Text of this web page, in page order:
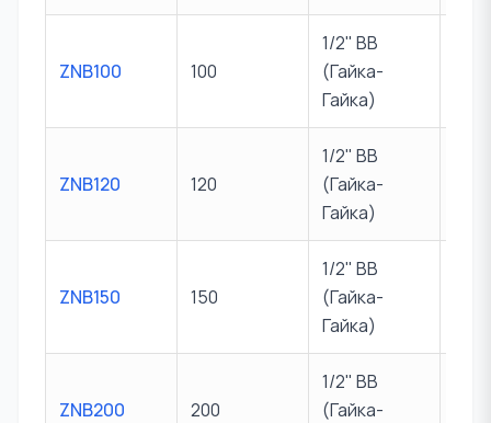
ZNB100 100
1/2" ВВ
(Гайка-
Гайка)
ZNB120 120
1/2" ВВ
(Гайка-
Гайка)
ZNB150 150
1/2" ВВ
(Гайка-
Гайка)
ZNB200 200
1/2" ВВ
(Гайка-